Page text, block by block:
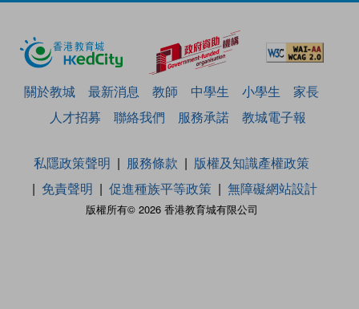
關於教城 最新消息 教師 中學生 小學生
家長
人才招募
聯絡我們 服務承諾 教城電子報
版權所有© 2026 香港教育城有限公司
私隱政策聲明 服務條款
版權及知識產權政策
免責聲明
促進種族平等政策 無障礙網站設計